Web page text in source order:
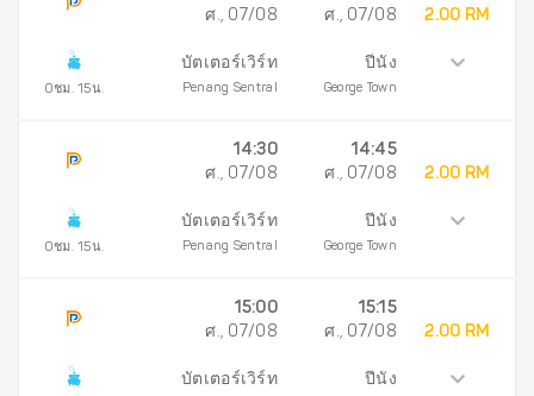
0ชม. 15น.
ศ., 07/08
บัตเตอร์เวิร์ท
Penang Sentral
ศ., 07/08
ปีนัง
George Town
2.00 RM
0ชม. 15น.
14:30
ศ., 07/08
บัตเตอร์เวิร์ท
Penang Sentral
14:45
ศ., 07/08
ปีนัง
George Town
2.00 RM
15:00
ศ., 07/08
บัตเตอร์เวิร์ท
15:15
ศ., 07/08
ปีนัง
2.00 RM